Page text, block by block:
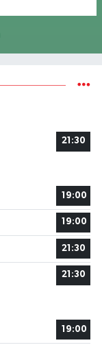
21:30
19:00
19:00
21:30
21:30
19:00